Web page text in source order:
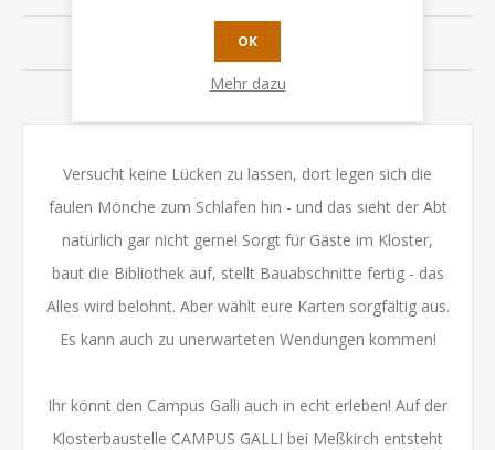
BEWERTUNGEN
KONTAKTIEREN SIE UNS
Versucht keine Lücken zu lassen, dort legen sich die
faulen Mönche zum Schlafen hin - und das sieht der Abt
natürlich gar nicht gerne! Sorgt für Gäste im Kloster,
baut die Bibliothek auf, stellt Bauabschnitte fertig - das
Alles wird belohnt. Aber wählt eure Karten sorgfältig aus.
Es kann auch zu unerwarteten Wendungen kommen!
Ihr könnt den Campus Galli auch in echt erleben! Auf der
Klosterbaustelle CAMPUS GALLI bei Meßkirch entsteht
OK
Mehr dazu